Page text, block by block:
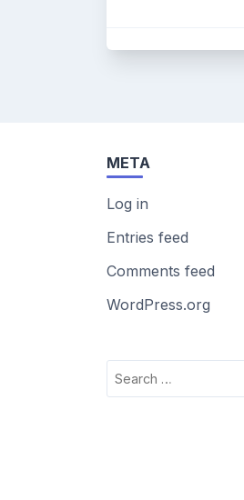
META
Log in
Entries feed
Comments feed
WordPress.org
Search
for: